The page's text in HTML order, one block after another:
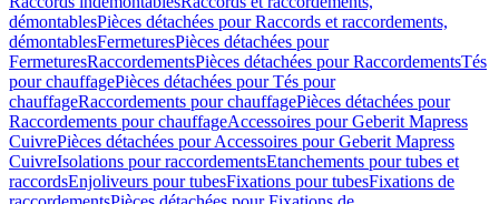
démontablesPièces détachées pour Raccords et raccordements,
démontablesFermeturesPièces détachées pour
FermeturesRaccordementsPièces détachées pour RaccordementsTés
pour chauffagePièces détachées pour Tés pour
chauffageRaccordements pour chauffagePièces détachées pour
Raccordements pour chauffageAccessoires pour Geberit Mapress
CuivrePièces détachées pour Accessoires pour Geberit Mapress
CuivreIsolations pour raccordementsEtanchements pour tubes et
raccordsEnjoliveurs pour tubesFixations pour tubesFixations de